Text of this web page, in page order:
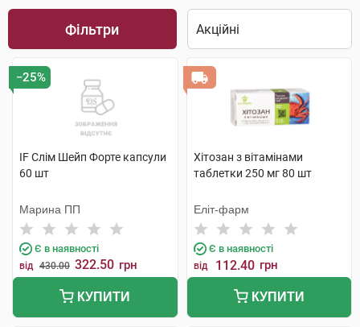
Фільтри
−25%
IF Слім Шейп Форте капсули
60 шт
Марина ПП
Є в наявності
від 430.00 322.50 грн
КУПИТИ
Хітозан з вітамінами
таблетки 250 мг 80 шт
Еліт-фарм
Є в наявності
від 112.40 грн
КУПИТИ